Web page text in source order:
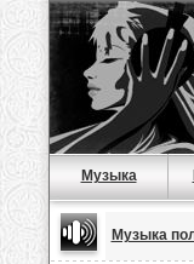
Музыка
Музыка